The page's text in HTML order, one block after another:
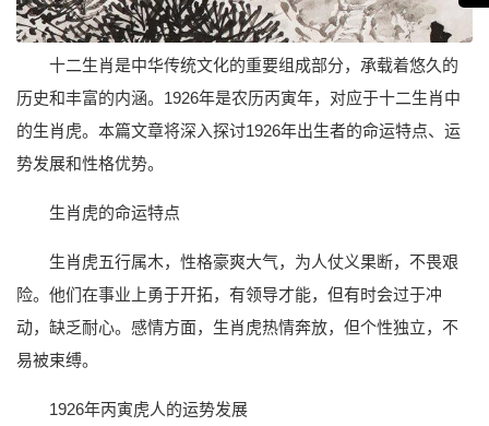
十二生肖是中华传统文化的重要组成部分，承载着悠久的
历史和丰富的内涵。1926年是农历丙寅年，对应于十二生肖中
的生肖虎。本篇文章将深入探讨1926年出生者的命运特点、运
势发展和性格优势。
生肖虎的命运特点
生肖虎五行属木，性格豪爽大气，为人仗义果断，不畏艰
险。他们在事业上勇于开拓，有领导才能，但有时会过于冲
动，缺乏耐心。感情方面，生肖虎热情奔放，但个性独立，不
易被束缚。
1926年丙寅虎人的运势发展